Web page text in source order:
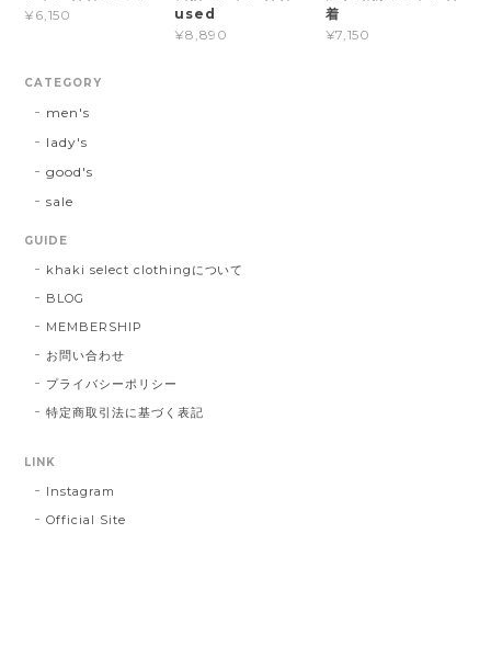
¥6,150
used
¥8,890
着
¥7,150
CATEGORY
men's
lady's
good's
sale
GUIDE
khaki select clothingについて
BLOG
MEMBERSHIP
お問い合わせ
プライバシーポリシー
特定商取引法に基づく表記
LINK
Instagram
Official Site